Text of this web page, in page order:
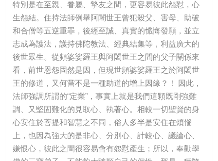
特別是在至親、眷屬、摯友之間，更容易彼此怨懟，心
生怨結。住持法師例舉阿闍世王曾犯殺父、害母、助破
和合僧等五逆重罪，後經至誠、真實的懺悔發願，並立
志成為護法，護持佛陀教法、經典結集等，利益廣大的
後世眾生。從頻婆娑羅王與阿闍世王之間的父子關係來
看，前世恩怨固然是因，但現世頻婆娑羅王之於阿闍世
王的修道，又何嘗不是一種助道的增上因緣？！ 因此，
法師強調所謂的“定業”，事實上就是我們這顆既剛強難
調、又堅固難化的見取心、執著心。相較一切聖賢的身
心安住於菩提和智慧之不同，俗人多半是安住在煩惱
上，也因為強大的是非心、分別心、計較心、議論心、
嫌恨心，彼此之間很容易會有怨懟產生；所以，奉勸學